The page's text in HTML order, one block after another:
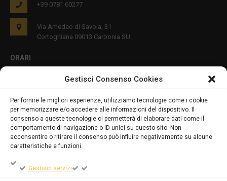
Gestisci Consenso Cookies
Per fornire le migliori esperienze, utilizziamo tecnologie come i cookie
per memorizzare e/o accedere alle informazioni del dispositivo. Il
consenso a queste tecnologie ci permetterà di elaborare dati come il
comportamento di navigazione o ID unici su questo sito. Non
acconsentire o ritirare il consenso può influire negativamente su alcune
caratteristiche e funzioni.
Gestisci servizi
+39 0781 60277
Via Amedeo di Savoia, 31
Cortoghiana 09013 Carbonia SU
ORARI
PRIVACY E COOKIES
DICHIARAZIONE SULLA PRIVACY (UE)
COOKIE POLICY (UE)